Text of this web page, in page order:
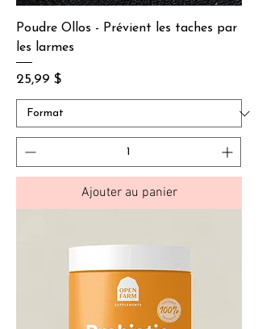
Poudre Ollos - Prévient les taches par
les larmes
Prix
25,99 $
Ajouter au panier